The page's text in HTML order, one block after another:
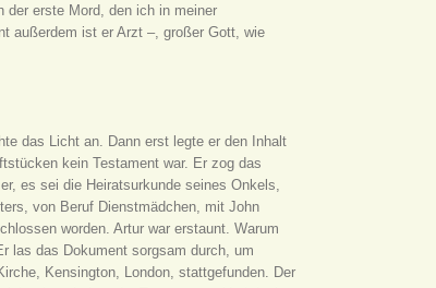
erste Mord, den ich in meiner
außerdem ist er Arzt –, großer Gott, wie
das Licht an. Dann erst legte er den Inhalt
kein Testament war. Er zog das
es sei die Heiratsurkunde seines Onkels,
von Beruf Dienstmädchen, mit John
worden. Artur war erstaunt. Warum
las das Dokument sorgsam durch, um
Kensington, London, stattgefunden. Der